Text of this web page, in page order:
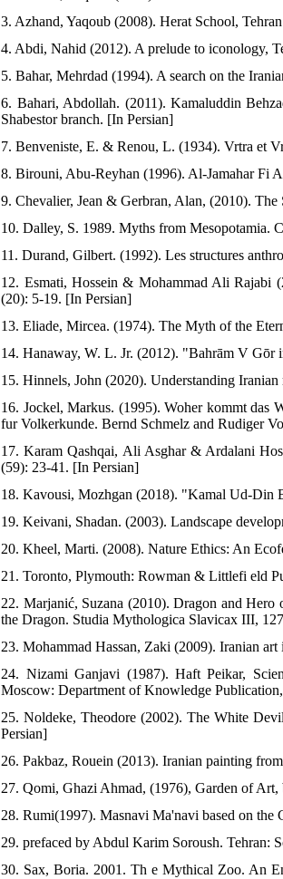
3. Azhand, Yaqoub (2008). Herat School,
4. Abdi, Nahid (2012). A prelude to iconology,
5. Bahar, Mehrdad (1994). A search on the
6. Bahari, Abdollah. (2011). Kamaluddin
Shabestor branch. [In Persian]
7. Benveniste, E. & Renou, L. (1934). Vrtra et
8. Birouni, Abu-Reyhan (1996). Al-Jamahar Fi
9. Chevalier, Jean & Gerbran, Alan, (2010).
10. Dalley, S. 1989. Myths from Mesopotamia.
11. Durand, Gilbert. (1992). Les structures
12. Esmati, Hossein & Mohammad Ali Rajabi
(20): 5-19. [In Persian]
13. Eliade, Mircea. (1974). The Myth of the
14. Hanaway, W. L. Jr. (2012). "Bahrām V Gōr
15. Hinnels, John (2020). Understanding
16. Jockel, Markus. (1995). Woher kommt das
fur Volkerkunde. Bernd Schmelz and Rudiger
17. Karam Qashqai, Ali Asghar & Ardalani
(59): 23-41. [In Persian]
18. Kavousi, Mozhgan (2018). "Kamal Ud-Din
19. Keivani, Shadan. (2003). Landscape
20. Kheel, Marti. (2008). Nature Ethics: An
21. Toronto, Plymouth: Rowman & Littlefi eld
22. Marjanić, Suzana (2010). Dragon and
the Dragon. Studia Mythologica Slavicax III,
23. Mohammad Hassan, Zaki (2009). Iranian
24. Nizami Ganjavi (1987). Haft Peikar,
Moscow: Department of Knowledge
25. Noldeke, Theodore (2002). The White
Persian]
26. Pakbaz, Rouein (2013). Iranian painting
27. Qomi, Ghazi Ahmad, (1976), Garden of
28. Rumi(1997). Masnavi Ma'navi based on
29. prefaced by Abdul Karim Soroush. Tehran:
30. Sax, Boria. 2001. Th e Mythical Zoo. An